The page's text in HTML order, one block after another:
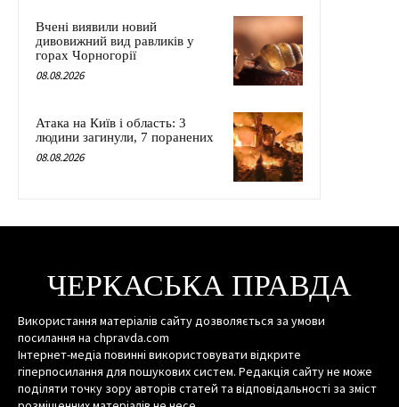
Вчені виявили новий
дивовижний вид равликів у
горах Чорногорії
08.08.2026
Атака на Київ і область: 3
людини загинули, 7 поранених
08.08.2026
ЧЕРКАСЬКА ПРАВДА
Використання матеріалів сайту дозволяється за умови
посилання на chpravda.com
Інтернет-медіа повинні використовувати відкрите
гіперпосилання для пошукових систем. Редакція сайту не може
поділяти точку зору авторів статей та відповідальності за зміст